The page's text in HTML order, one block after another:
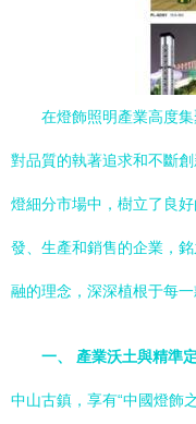
在燈飾照明產業高度
對品質的執著追求和不斷
燈細分市場中，樹立了良
發、生產和銷售的企業，
融的理念，深深植根于每一
一、 產業沃土與精準
中山古鎮，享有“中國燈飾